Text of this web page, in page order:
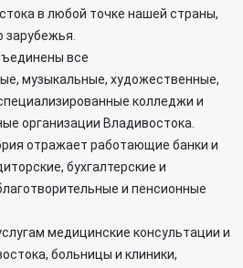
в любой точке нашей страны,
зарубежья.
все
музыкальные, художественные,
колледжи и
организации Владивостока.
отражает работающие банки и
бухгалтерские и
и пенсионные
медицинские консультации и
больницы и клиники,